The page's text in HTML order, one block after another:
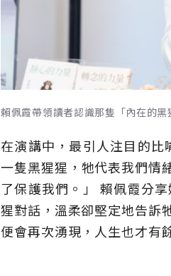
賴佩霞帶領讀者認識那隻「內在的黑
在演講中，最引人注目的
一隻黑猩猩，牠代表我們
了保護我們。」 賴佩霞分
猩對話，溫柔卻堅定地告訴
便會再次湧現，人生也才有